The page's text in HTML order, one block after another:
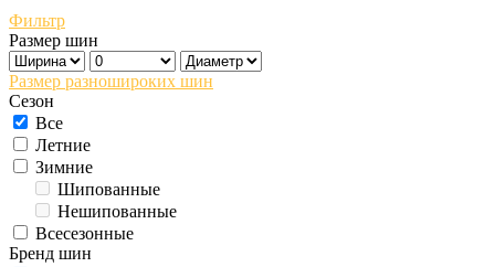
Фильтр
Размер шин
Размер разношироких шин
Сезон
Все
Летние
Зимние
Шипованные
Нешипованные
Всесезонные
Бренд шин